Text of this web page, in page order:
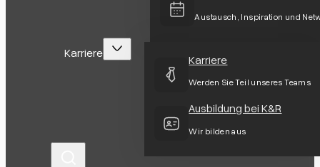
Austausch, Inspiration und
Karriere Karriere
Werden Sie Teil unseres Teams
Ausbildung bei K&R
Wir bilden aus